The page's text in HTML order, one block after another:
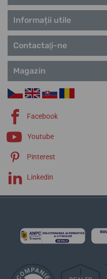
În stoc joi 13. 8. la tine acasă
323,42 lei
Informații utile
Contactaţi-ne
Magazin
Facebook
Youtube
Pinterest
Linkedin